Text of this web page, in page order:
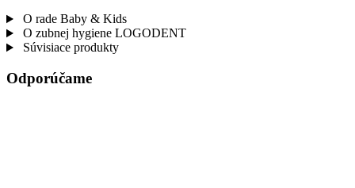
O rade Baby & Kids
O zubnej hygiene LOGODENT
Súvisiace produkty
Odporúčame